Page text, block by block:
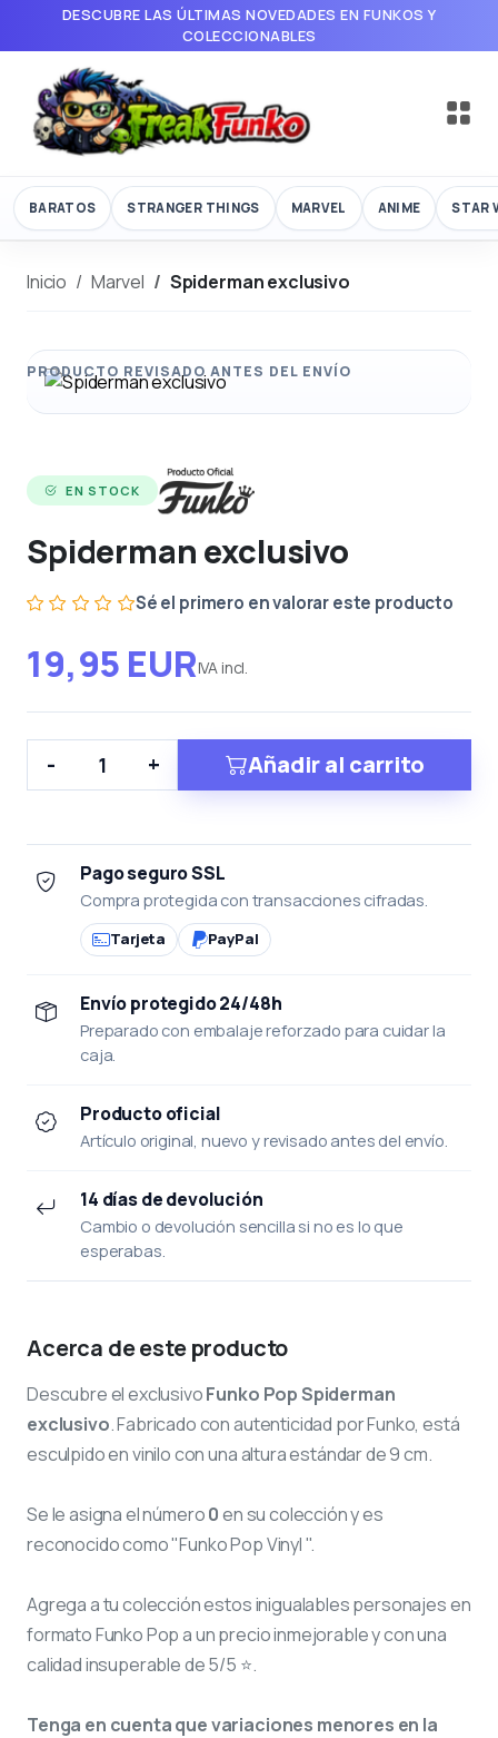
DESCUBRE LAS ÚLTIMAS NOVEDADES EN FUNKOS Y
COLECCIONABLES
BARATOS STRANGER THINGS MARVEL ANIME STAR
Inicio Marvel Spiderman exclusivo
EN STOCK
Spiderman exclusivo
Sé el primero en valorar este producto
19,95 EURIVA incl.
- + Añadir al carrito
Pago seguro SSL
Compra protegida con transacciones cifradas.
Tarjeta PayPal
Envío protegido 24/48h
Preparado con embalaje reforzado para cuidar la
caja.
Producto oficial
Artículo original, nuevo y revisado antes del envío.
14 días de devolución
Cambio o devolución sencilla si no es lo que
esperabas.
Acerca de este producto
Descubre el exclusivoFunko Pop Spiderman
exclusivo. Fabricado con autenticidad por Funko, está
esculpido en vinilo con una altura estándar de 9 cm.
Se le asigna el número0en su colección y es
reconocido como "Funko Pop Vinyl ".
Agrega a tu colección estos inigualables personajes en
formato Funko Pop a un precio inmejorable y con una
calidad insuperable de 5/5 ⭐.
Tenga en cuenta que variaciones menores en la